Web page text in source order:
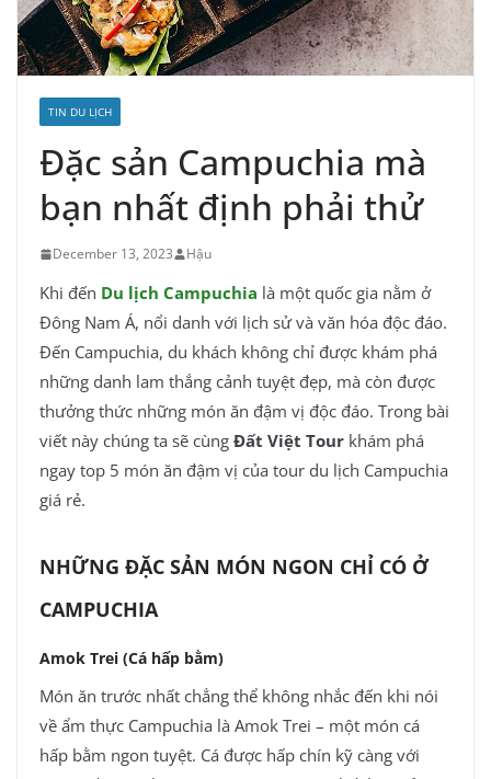
TIN DU LỊCH
Đặc sản Campuchia mà
bạn nhất định phải thử
December 13, 2023 Hậu
Khi đến Du lịch Campuchia là một quốc gia nằm ở
Đông Nam Á, nổi danh với lịch sử và văn hóa độc đáo.
Đến Campuchia, du khách không chỉ được khám phá
những danh lam thắng cảnh tuyệt đẹp, mà còn được
thưởng thức những món ăn đậm vị độc đáo. Trong bài
viết này chúng ta sẽ cùng Đất Việt Tour khám phá
ngay top 5 món ăn đậm vị của tour du lịch Campuchia
giá rẻ.
NHỮNG ĐẶC SẢN MÓN NGON CHỈ CÓ Ở
CAMPUCHIA
Amok Trei (Cá hấp bằm)
Món ăn trước nhất chẳng thể không nhắc đến khi nói
về ẩm thực Campuchia là Amok Trei – một món cá
hấp bằm ngon tuyệt. Cá được hấp chín kỹ càng với